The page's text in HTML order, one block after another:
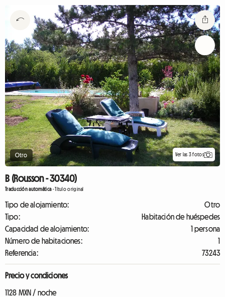
Otro Ver las 3 fotos
B (Rousson - 30340)
Traducción automática-Título original
Tipo de alojamiento:
Otro
Tipo:
Habitación de huéspedes
Capacidad de alojamiento:
1 persona
Número de habitaciones:
1
Referencia:
73243
Precio y condiciones
1128 MXN / noche